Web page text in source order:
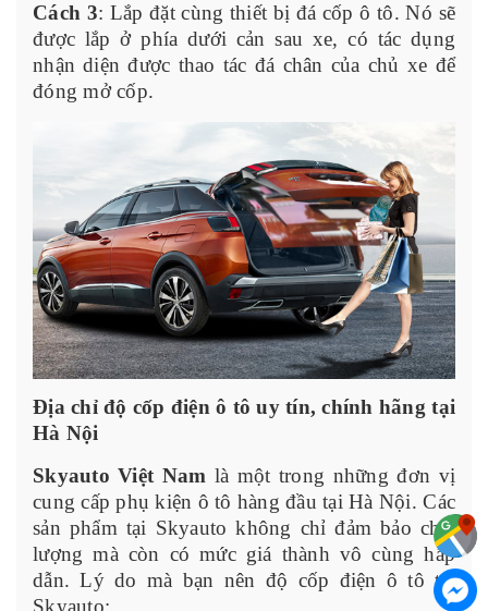
Cách 3: Lắp đặt cùng thiết bị đá cốp ô tô. Nó sẽ
được lắp ở phía dưới cản sau xe, có tác dụng
nhận diện được thao tác đá chân của chủ xe để
đóng mở cốp.
Địa chỉ độ cốp điện ô tô uy tín, chính hãng tại
Hà Nội
Skyauto Việt Nam là một trong những đơn vị
cung cấp phụ kiện ô tô hàng đầu tại Hà Nội. Các
sản phẩm tại Skyauto không chỉ đảm bảo chất
lượng mà còn có mức giá thành vô cùng hấp
dẫn. Lý do mà bạn nên độ cốp điện ô tô tại